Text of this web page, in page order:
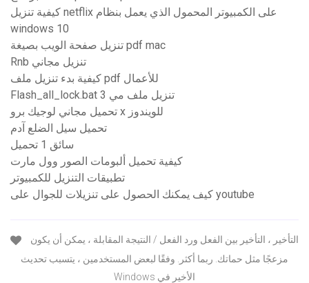
كيفية تنزيل netflix على الكمبيوتر المحمول الذي يعمل بنظام
windows 10
تنزيل صفحة الويب بصيغة pdf mac
Rnb تنزيل مجاني
كيفية بدء تنزيل ملف pdf للأعمال
Flash_all_lock.bat تنزيل ملف مي 3
تحميل مجاني لوجيك برو x للويندوز
تحميل سيل الضلع آدم
سائق 1 تحميل
كيفية تحميل ألبومات الصور وول مارت
تطبيقات التنزيل للكمبيوتر
كيف يمكنك الحصول على تنزيلات للجوال على youtube
مزعجًا مثل حماتك. ربما أكثر. وفقًا لبعض المستخدمين ، يتسبب تحديث
Windows الأخير في